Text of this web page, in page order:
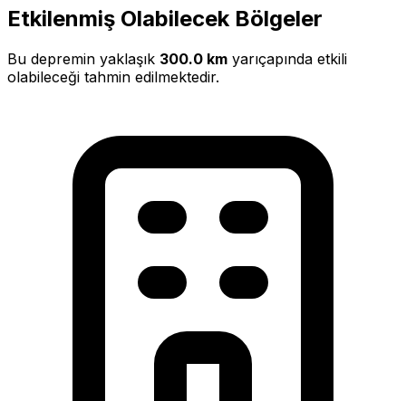
Etkilenmiş Olabilecek Bölgeler
Bu depremin yaklaşık 300.0 km yarıçapında etkili
olabileceği tahmin edilmektedir.